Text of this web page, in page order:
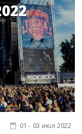
01 - 03 июл 2022